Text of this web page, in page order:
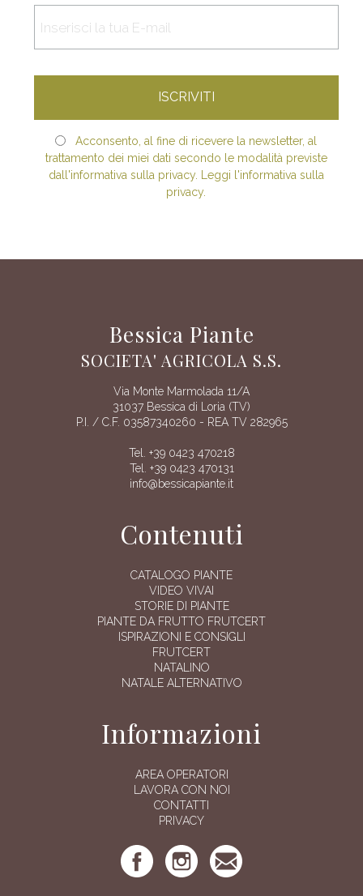
Acconsento, al fine di ricevere la newsletter, al
trattamento dei miei dati secondo le modalità previste
dall'informativa sulla privacy. Leggi l'informativa sulla
privacy.
Bessica Piante
SOCIETA' AGRICOLA S.S.
Via Monte Marmolada 11/A
31037 Bessica di Loria (TV)
P.I. / C.F. 03587340260 - REA TV 282965
Tel. +39 0423 470218
Tel. +39 0423 470131
info@bessicapiante.it
Contenuti
CATALOGO PIANTE
VIDEO VIVAI
STORIE DI PIANTE
PIANTE DA FRUTTO FRUTCERT
ISPIRAZIONI E CONSIGLI
FRUTCERT
NATALINO
NATALE ALTERNATIVO
Informazioni
AREA OPERATORI
LAVORA CON NOI
CONTATTI
PRIVACY